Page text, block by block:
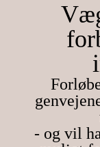
- og vil